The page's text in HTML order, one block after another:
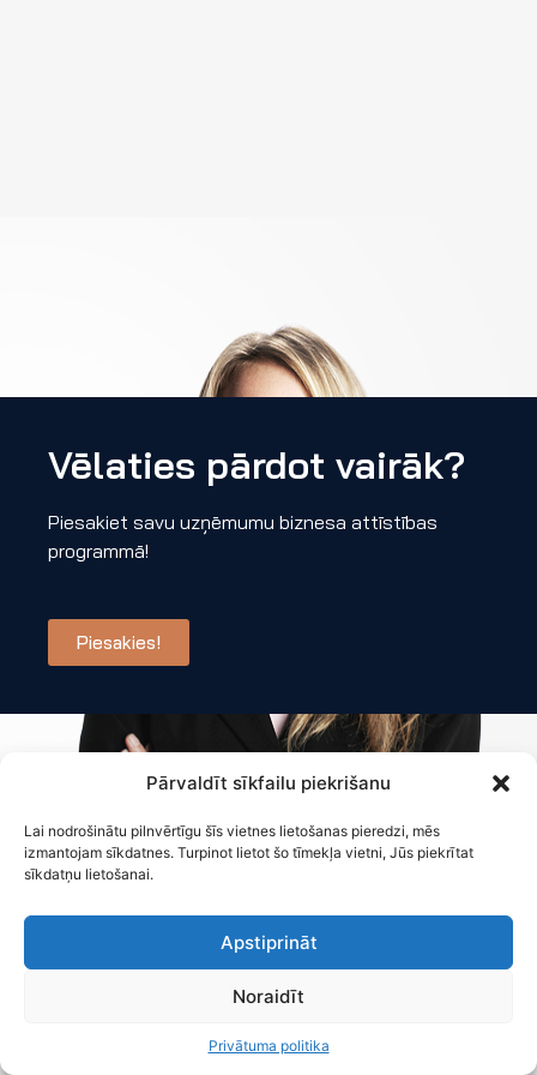
Pārvaldīt sīkfailu piekrišanu
Lai nodrošinātu pilnvērtīgu šīs vietnes lietošanas pieredzi, mēs
izmantojam sīkdatnes. Turpinot lietot šo tīmekļa vietni, Jūs piekrītat
sīkdatņu lietošanai.
Apstiprināt
Noraidīt
Privātuma politika
Vēlaties pārdot vairāk?
Piesakiet savu uzņēmumu biznesa attīstības
programmā!
Piesakies!